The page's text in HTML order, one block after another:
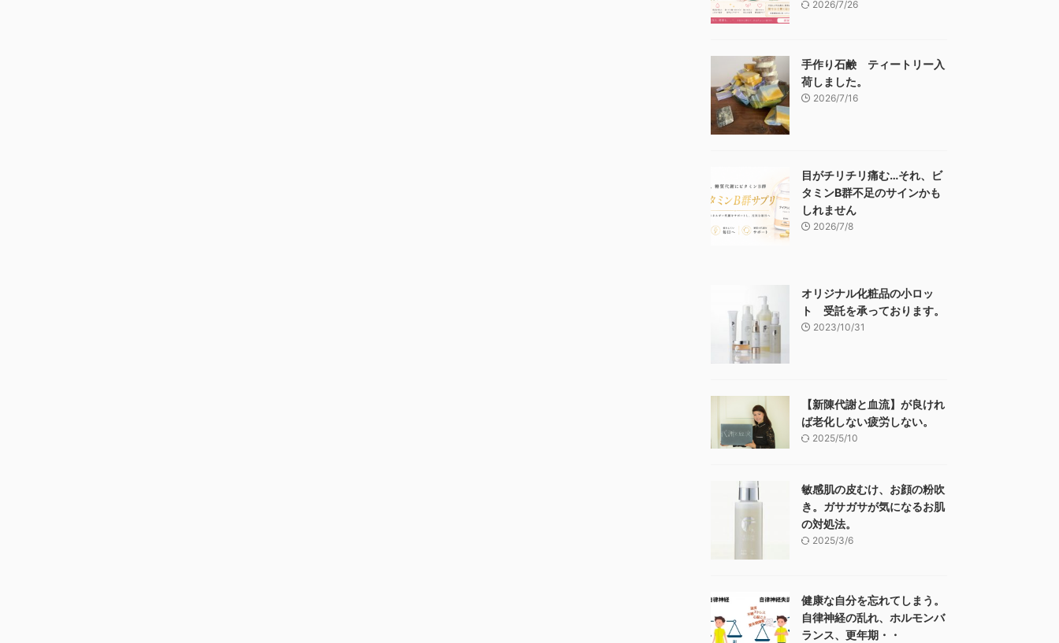
2026/7/26
手作り石鹸 ティートリー入
荷しました。
2026/7/16
目がチリチリ痛む…それ、ビ
タミンB群不足のサインかも
しれません
2026/7/8
オリジナル化粧品の小ロッ
ト 受託を承っております。
2023/10/31
【新陳代謝と血流】が良けれ
ば老化しない疲労しない。
2025/5/10
敏感肌の皮むけ、お顔の粉吹
き。ガサガサが気になるお肌
の対処法。
2025/3/6
健康な自分を忘れてしまう。
自律神経の乱れ、ホルモンバ
ランス、更年期・・